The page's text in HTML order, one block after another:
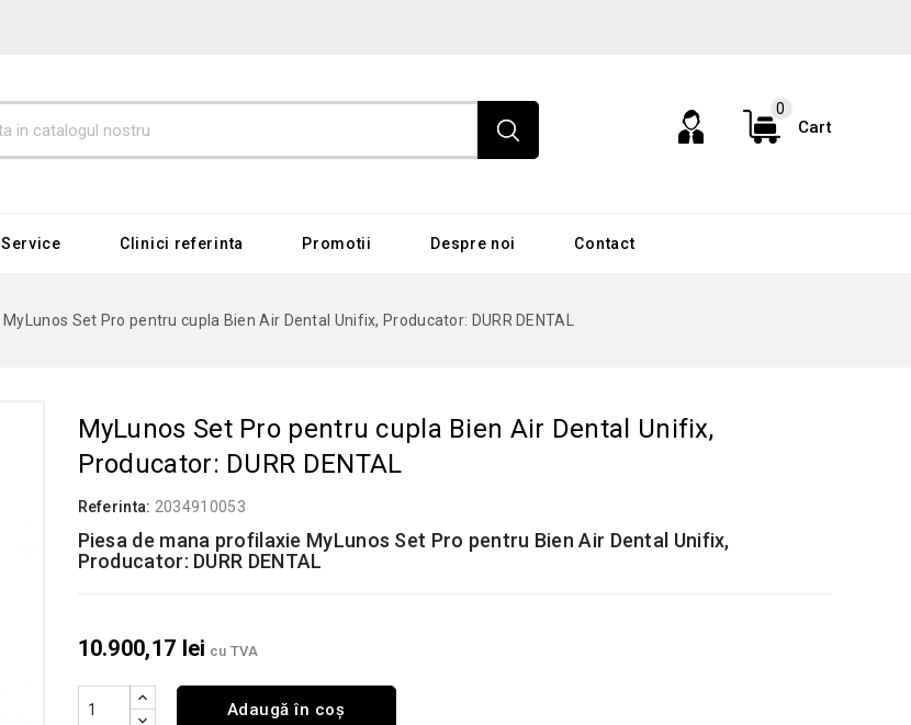
Cart
0
Service Clinici referinta Promotii Despre noi Contact
MyLunos Set Pro pentru cupla Bien Air Dental Unifix, Producator: DURR DENTAL
MyLunos Set Pro pentru cupla Bien Air Dental Unifix,
Producator: DURR DENTAL
Referinta: 2034910053
Piesa de mana profilaxie MyLunos Set Pro pentru Bien Air Dental Unifix,
Producator: DURR DENTAL
10.900,17 lei cu TVA
Adaugă în coș